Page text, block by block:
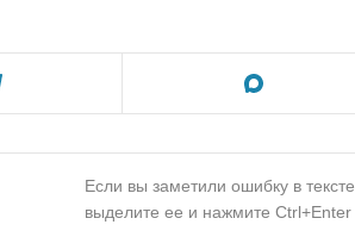
Если вы заметили ошибку в тексте,
выделите ее и нажмите Ctrl+Enter